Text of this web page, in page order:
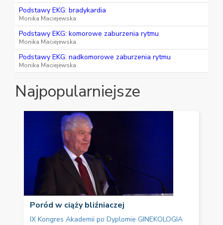
Podstawy EKG: bradykardia
Monika Maciejewska
Podstawy EKG: komorowe zaburzenia rytmu
Monika Maciejewska
Podstawy EKG: nadkomorowe zaburzenia rytmu
Monika Maciejewska
Najpopularniejsze
Poród w ciąży bliźniaczej
IX Kongres Akademii po Dyplomie GINEKOLOGIA